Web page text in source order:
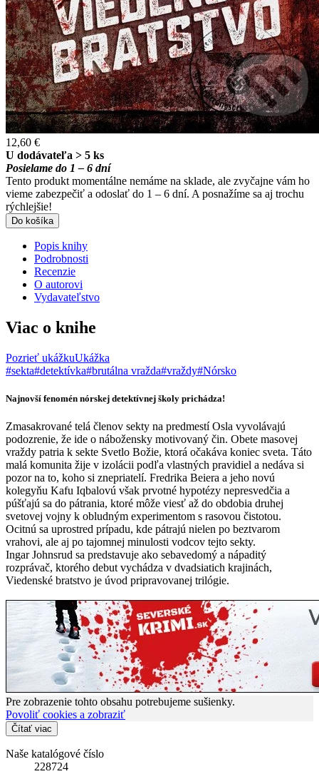
12,60 €
U dodávateľa > 5 ks
Posielame do 1 – 6 dní
Tento produkt momentálne nemáme na sklade, ale zvyčajne vám ho
vieme zabezpečiť a odoslať do 1 – 6 dní. A posnažíme sa aj trochu
rýchlejšie!
Do košíka
Popis knihy
Podrobnosti
Recenzie
O autorovi
Vydavateľstvo
Viac o knihe
Pozrieť ukážkuUkážka
#sekta#detektívka#brutálna vražda#vraždy#Nórsko
Najnovší fenomén nórskej detektívnej školy prichádza!
Zmasakrované telá členov sekty na predmestí Osla vyvolávajú
podozrenie, že ide o nábožensky motivovaný čin. Obete masovej
vraždy patria k sekte Svetlo Božie, ktorá očakáva koniec sveta. Táto
malá komunita žije v izolácii podľa vlastných pravidiel a nedáva si
pozor na to, koho si znepriatelí. Fredrika Beiera a jeho novú
kolegyňu Kafu Iqbalovú však prvotné hypotézy nepresvedčia a
púšťajú sa do pátrania, ktoré môže viesť až do obdobia druhej
svetovej vojny k obludným experimentom s rasovou čistotou.
Ocitnú sa uprostred prípadu, kde pátrajú nielen po beztvarom
vrahovi, ale aj po tajomnej minulosti vodcov tejto sekty.
Ingar Johnsrud sa predstavuje ako sebavedomý a nápaditý
rozprávač, ktorého debut vychádza v dvadsiatich krajinách,
Viedenské bratstvo je úvod pripravovanej trilógie.
Pre zobrazenie tohto obsahu potrebujeme sušienky.
Povoliť cookies a zobraziť
Čítať viac
Naše katalógové číslo
228724